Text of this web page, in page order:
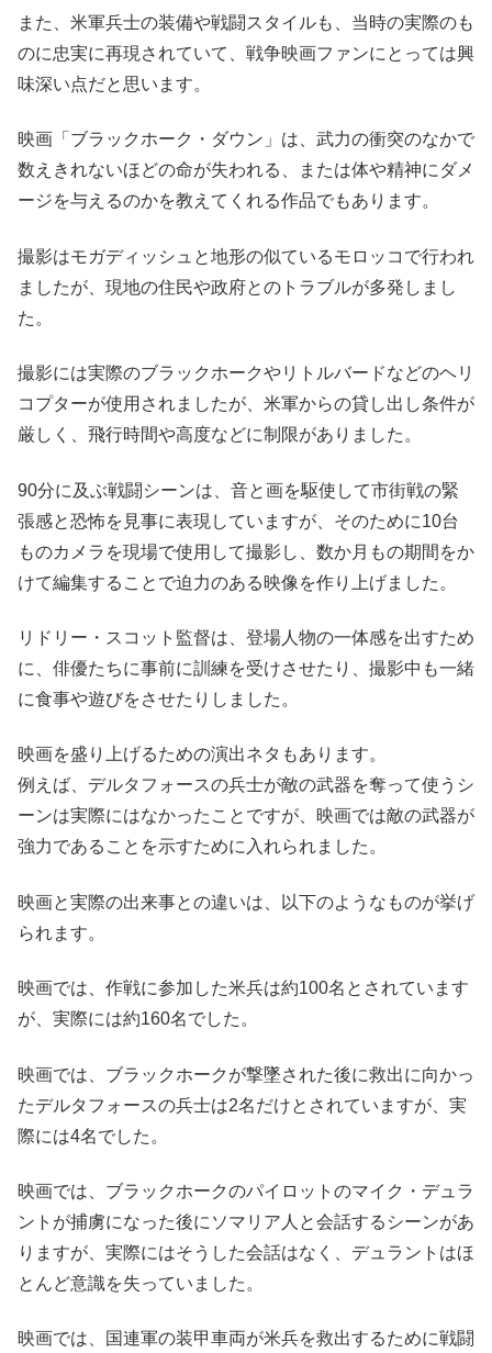
また、米軍兵士の装備や戦闘スタイルも、当時の実際のも
のに忠実に再現されていて、戦争映画ファンにとっては興
味深い点だと思います。
映画「ブラックホーク・ダウン」は、武力の衝突のなかで
数えきれないほどの命が失われる、または体や精神にダメ
ージを与えるのかを教えてくれる作品でもあります。
撮影はモガディッシュと地形の似ているモロッコで行われ
ましたが、現地の住民や政府とのトラブルが多発しまし
た。
撮影には実際のブラックホークやリトルバードなどのヘリ
コプターが使用されましたが、米軍からの貸し出し条件が
厳しく、飛行時間や高度などに制限がありました。
90分に及ぶ戦闘シーンは、音と画を駆使して市街戦の緊
張感と恐怖を見事に表現していますが、そのために10台
ものカメラを現場で使用して撮影し、数か月もの期間をか
けて編集することで迫力のある映像を作り上げました。
リドリー・スコット監督は、登場人物の一体感を出すため
に、俳優たちに事前に訓練を受けさせたり、撮影中も一緒
に食事や遊びをさせたりしました。
映画を盛り上げるための演出ネタもあります。
例えば、デルタフォースの兵士が敵の武器を奪って使うシ
ーンは実際にはなかったことですが、映画では敵の武器が
強力であることを示すために入れられました。
映画と実際の出来事との違いは、以下のようなものが挙げ
られます。
映画では、作戦に参加した米兵は約100名とされています
が、実際には約160名でした。
映画では、ブラックホークが撃墜された後に救出に向かっ
たデルタフォースの兵士は2名だけとされていますが、実
際には4名でした。
映画では、ブラックホークのパイロットのマイク・デュラ
ントが捕虜になった後にソマリア人と会話するシーンがあ
りますが、実際にはそうした会話はなく、デュラントはほ
とんど意識を失っていました。
映画では、国連軍の装甲車両が米兵を救出するために戦闘